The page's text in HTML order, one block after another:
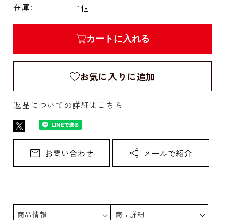
在庫:
1個
カートに入れる
お気に入りに追加
返品についての詳細はこちら
商品情報
商品詳細